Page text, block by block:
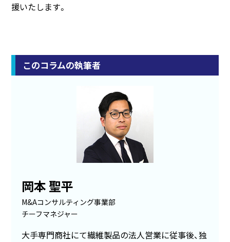
援いたします。
このコラムの執筆者
岡本 聖平
M&Aコンサルティング事業部
チーフマネジャー
大手専門商社にて繊維製品の法人営業に従事後、独